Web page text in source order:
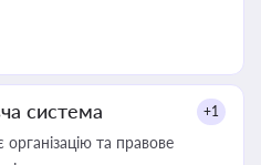
система +1
та правове